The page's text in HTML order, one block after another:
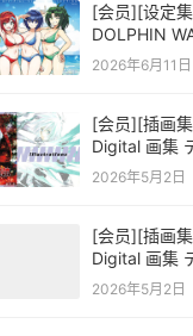
[会员][设定
DOLPHIN
OFFICIAL
2026年6月11日
[会员][插画
Digital 画集
D.Gray-man
2026年5月2日
[会员][插画
Digital 画集
ニセコイ 3
2026年5月2日